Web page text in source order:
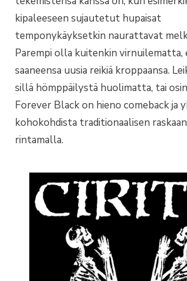
kipaleeseen sujautetut hupaisat
temponykäyksetkin naurattavat
Parempi olla kuitenkin virnuilematta,
saaneensa uusia reikiä kroppaansa.
sillä hömppäilystä huolimatta, tai
Forever Black on hieno comeback ja
kohokohdista traditionaalisen
rintamalla.